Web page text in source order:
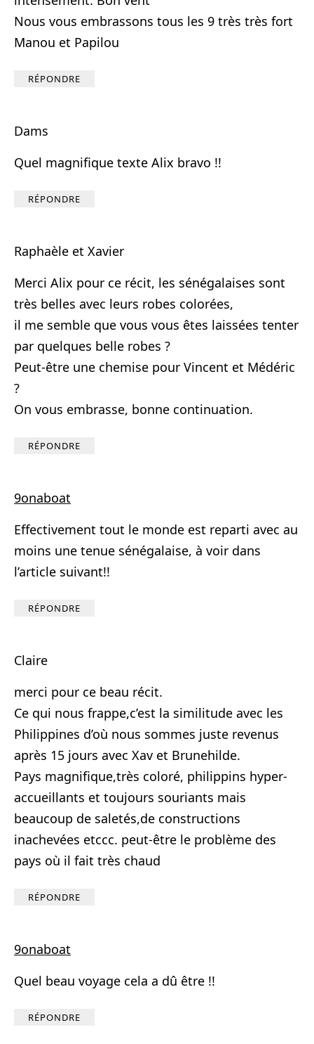
Nous vous embrassons tous les 9 très très fort
Manou et Papilou
RÉPONDRE
Dams
Quel magnifique texte Alix bravo !!
RÉPONDRE
Raphaèle et Xavier
Merci Alix pour ce récit, les sénégalaises sont
très belles avec leurs robes colorées,
il me semble que vous vous êtes laissées tenter
par quelques belle robes ?
Peut-être une chemise pour Vincent et Médéric
?
On vous embrasse, bonne continuation.
RÉPONDRE
9onaboat
Effectivement tout le monde est reparti avec au
moins une tenue sénégalaise, à voir dans
l’article suivant!!
RÉPONDRE
Claire
merci pour ce beau récit.
Ce qui nous frappe,c’est la similitude avec les
Philippines d’où nous sommes juste revenus
après 15 jours avec Xav et Brunehilde.
Pays magnifique,très coloré, philippins hyper-
accueillants et toujours souriants mais
beaucoup de saletés,de constructions
inachevées etccc. peut-être le problème des
pays où il fait très chaud
RÉPONDRE
9onaboat
Quel beau voyage cela a dû être !!
RÉPONDRE